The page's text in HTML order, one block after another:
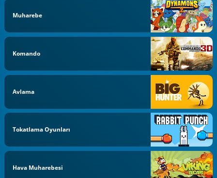
Muharebe
Komando
Avlama
Tokatlama Oyunları
Hava Muharebesi